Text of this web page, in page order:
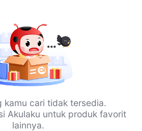
kamu cari tidak tersedia.
Akulaku untuk produk favorit
lainnya.